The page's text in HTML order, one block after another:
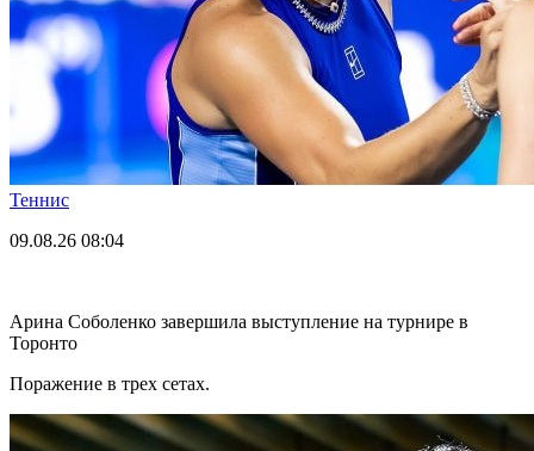
Теннис
09.08.26 08:04
Арина Соболенко завершила выступление на турнире в
Торонто
Поражение в трех сетах.